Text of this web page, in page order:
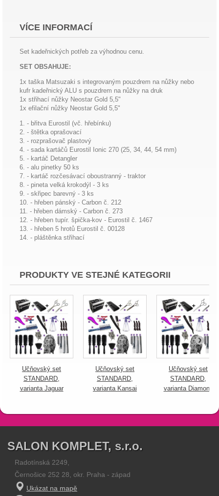
VÍCE INFORMACÍ
Set kadeřnických potřeb za výhodnou cenu.
SET OBSAHUJE:
1x taška Matsuzaki s integrovaným pouzdrem na nůžky nebo
kufr kadeřnický ALU s pouzdrem na nůžky na druk
1x střihací nůžky Neostar Gold 5,5"
1x efilační nůžky Neostar Gold 5,5"
1. - břitva Eurostil (vč. hřebínku)
2. - štětka oprašovací
3. - rozprašovač plastový
4. - sada kartáčů Eurostil Ionic 270 (25, 34, 44, 54 mm)
5. - kartáč Detangler
6. - alu pinetky 50 ks
7. - kartáč rozčesávací oboustranný - traktor
8. - pineta velká krokodýl - 3 ks
9. - skřipec barevný - 3 ks
10. - hřeben pánský - Carbon č. 212
11. - hřeben dámský - Carbon č. 273
12. - hřeben tupír. špička-kov - Eurostil č. 1467
13. - hřeben 5 hrotů Eurostil č. 00128
14. - pláštěnka střihací
PRODUKTY VE STEJNÉ KATEGORII
Učňovský set
STANDARD,
varianta Jaguar
Učňovský set
STANDARD,
varianta Kansai
Učňovský set
STANDARD,
varianta Diamond
SALON KOMPLET, s.r.o.
Radotínská 2249,
Černošice 252 28, okr. Praha - západ
Ukázat na mapě